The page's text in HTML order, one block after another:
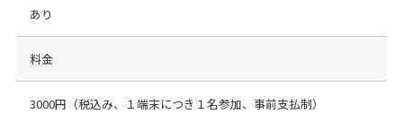
あり
料金
3000円（税込み、１端末につき１名参加、事前支払制）